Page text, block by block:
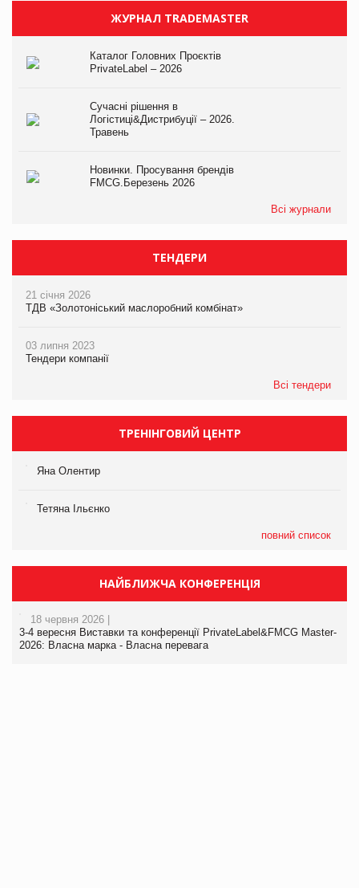
ЖУРНАЛ TRADEMASTER
Каталог Головних Проєктів
PrivateLabel – 2026
Сучасні рішення в
Логістиці&Дистрибуції – 2026.
Травень
Новинки. Просування брендів
FMCG.Березень 2026
Всі журнали
ТЕНДЕРИ
21 січня 2026
ТДВ «Золотоніський маслоробний комбінат»
03 липня 2023
Тендери компанії
Всі тендери
ТРЕНІНГОВИЙ ЦЕНТР
Яна Олентир
Тетяна Ільєнко
повний список
НАЙБЛИЖЧА КОНФЕРЕНЦІЯ
18 червня 2026 |
3-4 вересня Виставки та конференції PrivateLabel&FMCG Master-
2026: Власна марка - Власна перевага